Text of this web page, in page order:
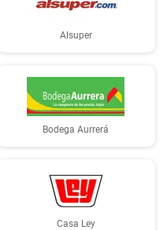
Alsuper
Bodega Aurrerá
Casa Ley